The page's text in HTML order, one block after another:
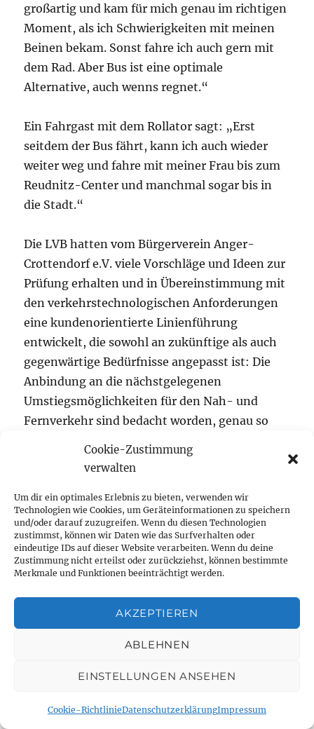
Cookie-Zustimmung
verwalten
Um dir ein optimales Erlebnis zu bieten, verwenden wir
Technologien wie Cookies, um Geräteinformationen zu speichern
und/oder darauf zuzugreifen. Wenn du diesen Technologien
zustimmst, können wir Daten wie das Surfverhalten oder
eindeutige IDs auf dieser Website verarbeiten. Wenn du deine
Zustimmung nicht erteilst oder zurückziehst, können bestimmte
Merkmale und Funktionen beeinträchtigt werden.
AKZEPTIEREN
ABLEHNEN
EINSTELLUNGEN ANSEHEN
Cookie-RichtlinieDatenschutzerklärungImpressum
großartig und kam für mich genau im richtigen
Moment, als ich Schwierigkeiten mit meinen
Beinen bekam. Sonst fahre ich auch gern mit
dem Rad. Aber Bus ist eine optimale
Alternative, auch wenns regnet.“
Ein Fahrgast mit dem Rollator sagt: „Erst
seitdem der Bus fährt, kann ich auch wieder
weiter weg und fahre mit meiner Frau bis zum
Reudnitz-Center und manchmal sogar bis in
die Stadt.“
Die LVB hatten vom Bürgerverein Anger-
Crottendorf e.V. viele Vorschläge und Ideen zur
Prüfung erhalten und in Übereinstimmung mit
den verkehrstechnologischen Anforderungen
eine kundenorientierte Linienführung
entwickelt, die sowohl an zukünftige als auch
gegenwärtige Bedürfnisse angepasst ist: Die
Anbindung an die nächstgelegenen
Umstiegsmöglichkeiten für den Nah- und
Fernverkehr sind bedacht worden, genau so
wird vor allem dann wichtig, wenn der
Baedekerstraße mit Oberschule und
Gymnasium in Betrieb geht.
Nicht nur Menschen mit eingeschränkter
Mobilität können so ihr Umfeld deutlich
erweitern. Die Schüler kicherten: „Naja, der
Schulweg ist jetzt kürzer und wir sind schneller
Auch kann der berühmte letzte Kilometer nach
Trotz mancher Kritik aus der immer gleichen